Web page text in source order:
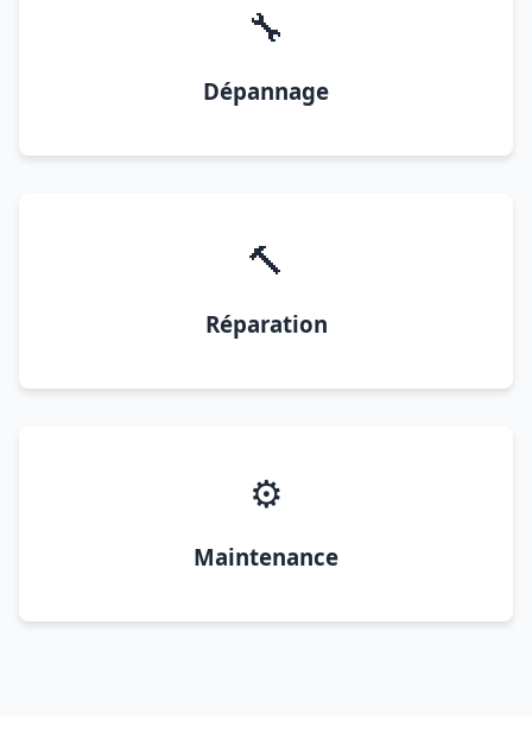
🔧
Dépannage
🔨
Réparation
⚙️
Maintenance